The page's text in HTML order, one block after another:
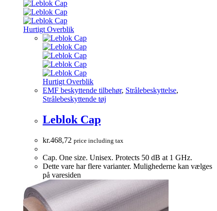
Hurtigt Overblik
Hurtigt Overblik
EMF beskyttende tilbehør, Strålebeskyttelse,
Strålebeskyttende tøj
Leblok Cap
kr.468,72 price including tax
Cap. One size. Unisex. Protects 50 dB at 1 GHz.
Dette vare har flere varianter. Mulighederne kan vælges
på varesiden